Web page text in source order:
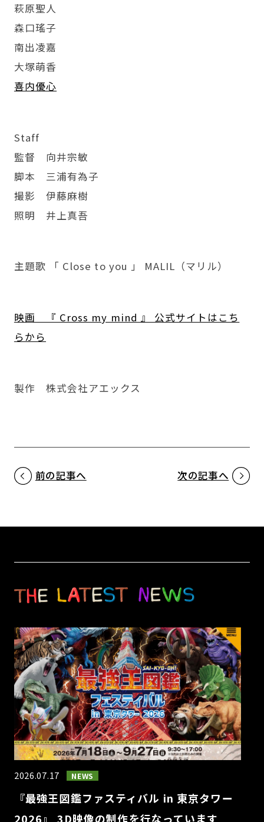
萩原聖人
森口瑤子
南出凌嘉
大塚萌香
喜内優心
Staff
監督 向井宗敏
脚本 三浦有為子
撮影 伊藤麻樹
照明 井上真吾
主題歌 「 Close to you 」 MALIL（マリル）
映画 『 Cross my mind 』 公式サイトはこち
らから
製作 株式会社アエックス
前の記事へ 次の記事へ
2026.07.17 NEWS
『最強王図鑑ファスティバル in 東京タワー
2026』 3D映像の制作を行なっています